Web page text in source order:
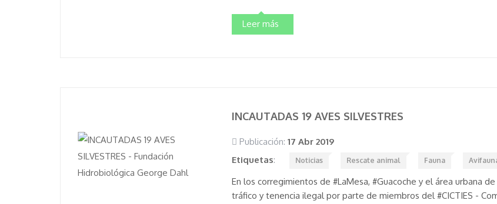
Leer más
INCAUTADAS 19 AVES SILVESTRES
Publicación: 17 Abr 2019
Etiquetas: Noticias Rescate animal Fauna
En los corregimientos de #LaMesa, #Guacoche y el área urbana
tráfico y tenencia ilegal por parte de miembros del #CICTIES -